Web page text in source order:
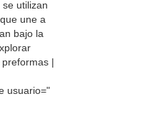
utilizan
une a
bajo la
|
usuario="